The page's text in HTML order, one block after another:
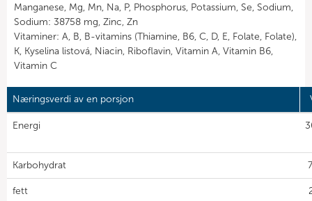
Manganese, Mg, Mn, Na, P, Phosphorus, Potassium, Se, Sodium,
Sodium: 38758 mg, Zinc, Zn
Vitaminer: A, B, B-vitamins (Thiamine, B6, C, D, E, Folate, Folate),
K, Kyselina listová, Niacin, Riboflavin, Vitamin A, Vitamin B6,
Vitamin C
Næringsverdi av en porsjon
Energi
Karbohydrat
fett